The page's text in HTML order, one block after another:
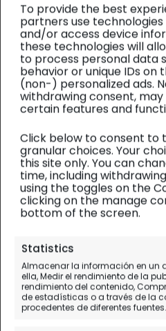
To provide the best
partners use
and/or access device
these technologies will
to process personal data
behavior or unique IDs on
(non-) personalized ads.
withdrawing consent,
certain features and
Click below to consent to
granular choices. Your
this site only. You can
time, including
using the toggles on the
clicking on the manage
bottom of the screen.
Statistics
Almacenar la información en un
ella, Medir el rendimiento de la
rendimiento del contenido,
de estadísticas o a través de la
procedentes de diferentes fuentes.
Comida típica
platos que